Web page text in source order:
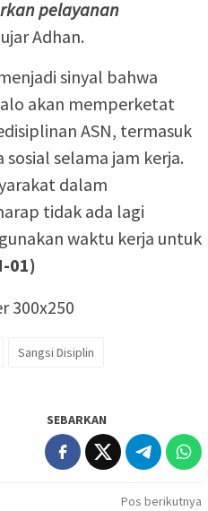
pelayanan
Adhan.
sinyal bahwa
akan memperketat
ASN, termasuk
selama jam kerja.
dalam
tidak ada lagi
waktu kerja untuk
01)
Sangsi Disiplin
SEBARKAN
Pos berikutnya